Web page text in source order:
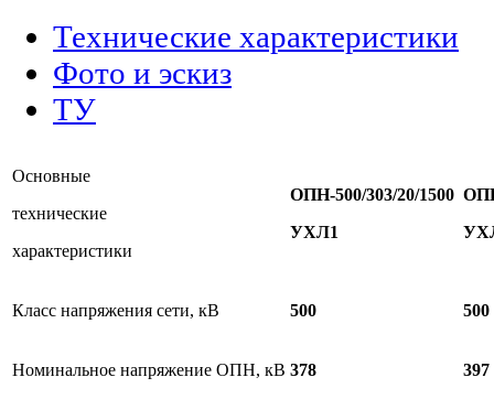
Технические характеристики
Фото и эскиз
ТУ
Основные
технические
характеристики
ОПН-500/303/20/1500
УХЛ1
Класс напряжения сети, кВ 500 500
Номинальное напряжение ОПН, кВ 378 397